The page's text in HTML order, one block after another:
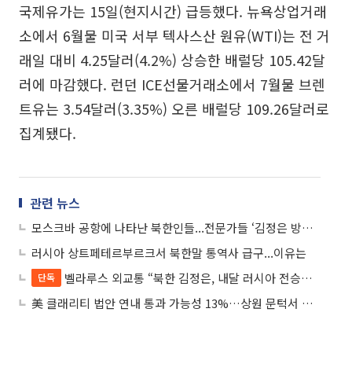
국제유가는 15일(현지시간) 급등했다. 뉴욕상업거래
소에서 6월물 미국 서부 텍사스산 원유(WTI)는 전 거
래일 대비 4.25달러(4.2%) 상승한 배럴당 105.42달
러에 마감했다. 런던 ICE선물거래소에서 7월물 브렌
트유는 3.54달러(3.35%) 오른 배럴당 109.26달러로
집계됐다.
관련 뉴스
모스크바 공항에 나타난 북한인들...전문가들 ‘김정은 방러·외화벌이’ 의견분분
러시아 상트페테르부르크서 북한말 통역사 급구...이유는
단독
벨라루스 외교통 “북한 김정은, 내달 러시아 전승절 참석 가능성”
美 클래리티 법안 연내 통과 가능성 13%…상원 문턱서 제동